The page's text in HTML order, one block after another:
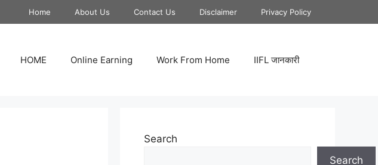
Home About Us Contact Us Disclaimer Privacy Policy
HOME Online Earning Work From Home IIFL जानकारी
Search
Search